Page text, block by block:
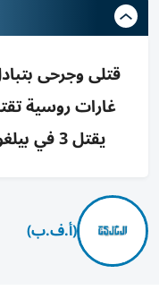
قتلى وجرحى
يقتل 3 في بيلغورود وارتفاع ضحايا المدنيين
(أ.ف.ب)